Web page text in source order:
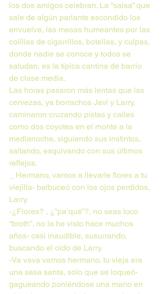
los dos amigos celebran. La “salsa” que
sale de algún parlante escondido los
envuelve, las mesas humeantes por las
colillas de cigarrillos, botellas, y culpas,
donde nadie se conoce y todos se
saludan, es la típica cantina de barrio
de clase media.
Las horas pasaron más lentas que las
cervezas, ya borrachos Javi y Larry,
caminaron cruzando pistas y calles
como dos coyotes en el monte a la
medianoche, siguiendo sus instintos,
saltando, esquivando con sus últimos
reflejos.
_ Hermano, vamos a llevarle flores a tu
viejilla- balbuceó con los ojos perdidos,
Larry.
-¿Flores? , ¿”pa’qué”?, no seas loco
“broth”, no la he visto hace muchos
años- casi inaudible, susurrando,
buscando el oído de Larry.
-Va vava vamos hermano, tu vieja era
una sasa santa, solo que se loqueó-
gagueando poniéndose una mano en